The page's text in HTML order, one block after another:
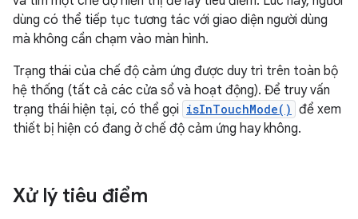
dùng có thể tiếp tục tương tác với giao diện người dùng
mà không cần chạm vào màn hình.
Trạng thái của chế độ cảm ứng được duy trì trên toàn bộ
hệ thống (tất cả các cửa sổ và hoạt động). Để truy vấn
trạng thái hiện tại, có thể gọi isInTouchMode() để xem
thiết bị hiện có đang ở chế độ cảm ứng hay không.
Xử lý tiêu điểm